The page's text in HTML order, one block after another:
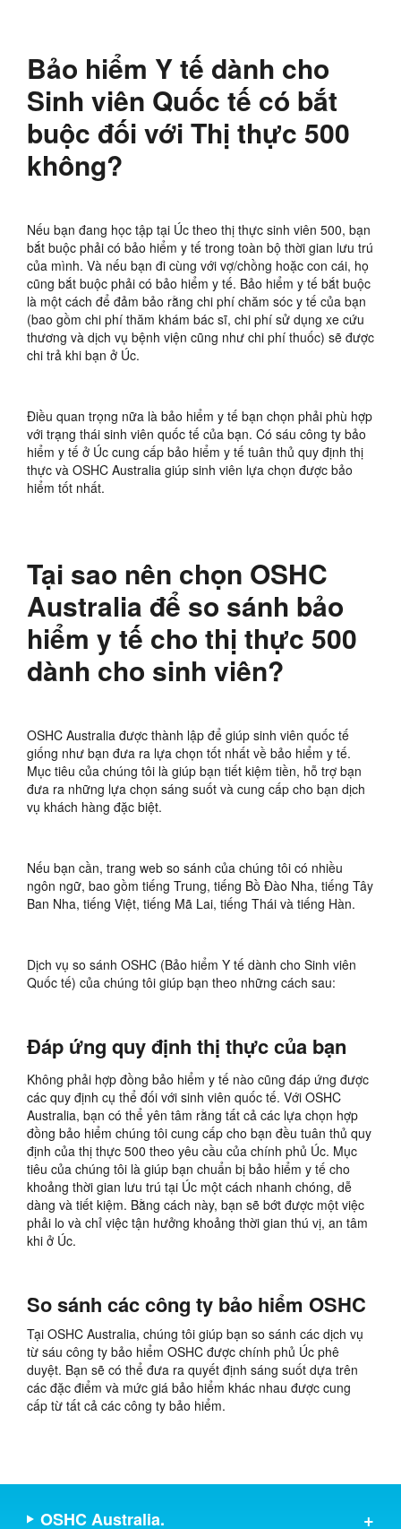
Bảo hiểm Y tế dành cho
Sinh viên Quốc tế có bắt
buộc đối với Thị thực 500
không?
Nếu bạn đang học tập tại Úc theo thị thực sinh viên 500, bạn
bắt buộc phải có bảo hiểm y tế trong toàn bộ thời gian lưu trú
của mình. Và nếu bạn đi cùng với vợ/chồng hoặc con cái, họ
cũng bắt buộc phải có bảo hiểm y tế. Bảo hiểm y tế bắt buộc
là một cách để đảm bảo rằng chi phí chăm sóc y tế của bạn
(bao gồm chi phí thăm khám bác sĩ, chi phí sử dụng xe cứu
thương và dịch vụ bệnh viện cũng như chi phí thuốc) sẽ được
chi trả khi bạn ở Úc.
Điều quan trọng nữa là bảo hiểm y tế bạn chọn phải phù hợp
với trạng thái sinh viên quốc tế của bạn. Có sáu công ty bảo
hiểm y tế ở Úc cung cấp bảo hiểm y tế tuân thủ quy định thị
thực và OSHC Australia giúp sinh viên lựa chọn được bảo
hiểm tốt nhất.
Tại sao nên chọn OSHC
Australia để so sánh bảo
hiểm y tế cho thị thực 500
dành cho sinh viên?
OSHC Australia được thành lập để giúp sinh viên quốc tế
giống như bạn đưa ra lựa chọn tốt nhất về bảo hiểm y tế.
Mục tiêu của chúng tôi là giúp bạn tiết kiệm tiền, hỗ trợ bạn
đưa ra những lựa chọn sáng suốt và cung cấp cho bạn dịch
vụ khách hàng đặc biệt.
Nếu bạn cần, trang web so sánh của chúng tôi có nhiều
ngôn ngữ, bao gồm tiếng Trung, tiếng Bồ Đào Nha, tiếng Tây
Ban Nha, tiếng Việt, tiếng Mã Lai, tiếng Thái và tiếng Hàn.
Dịch vụ so sánh OSHC (Bảo hiểm Y tế dành cho Sinh viên
Quốc tế) của chúng tôi giúp bạn theo những cách sau:
Đáp ứng quy định thị thực của bạn
Không phải hợp đồng bảo hiểm y tế nào cũng đáp ứng được
các quy định cụ thể đối với sinh viên quốc tế. Với OSHC
Australia, bạn có thể yên tâm rằng tất cả các lựa chọn hợp
đồng bảo hiểm chúng tôi cung cấp cho bạn đều tuân thủ quy
định của thị thực 500 theo yêu cầu của chính phủ Úc. Mục
tiêu của chúng tôi là giúp bạn chuẩn bị bảo hiểm y tế cho
khoảng thời gian lưu trú tại Úc một cách nhanh chóng, dễ
dàng và tiết kiệm. Bằng cách này, bạn sẽ bớt được một việc
phải lo và chỉ việc tận hưởng khoảng thời gian thú vị, an tâm
khi ở Úc.
So sánh các công ty bảo hiểm OSHC
Tại OSHC Australia, chúng tôi giúp bạn so sánh các dịch vụ
từ sáu công ty bảo hiểm OSHC được chính phủ Úc phê
duyệt. Bạn sẽ có thể đưa ra quyết định sáng suốt dựa trên
các đặc điểm và mức giá bảo hiểm khác nhau được cung
cấp từ tất cả các công ty bảo hiểm.
OSHC Australia.